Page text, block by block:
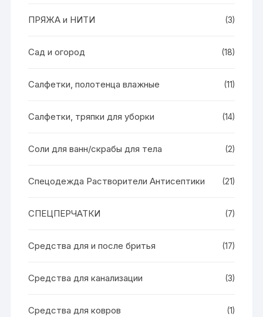
ПРЯЖА и НИТИ (3)
Сад и огород (18)
Салфетки, полотенца влажные (11)
Салфетки, тряпки для уборки (14)
Соли для ванн/скрабы для тела (2)
Спецодежда Растворители Антисептики (21)
СПЕЦПЕРЧАТКИ (7)
Средства для и после бритья (17)
Средства для канализации (3)
Средства для ковров (1)